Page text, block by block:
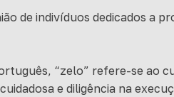
de indivíduos dedicados a
“zelo” refere-se ao
e diligência na